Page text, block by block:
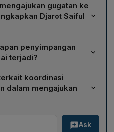
gugatan ke
Djarot Saiful
ke PTUN bukan untuk
melainkan sebagai
menunjukkan adanya
dalam proses
dapat menegakkan
demokrasi.
penyimpangan
terjadi?
penyimpangan dimulai sejak
(MK) Nomor
yang menjadi dasar
Rakabuming Raka
kemudian diikuti
pengerahan aparat untuk
koordinasi
dalam mengajukan
PDIP tidak berkoordinasi
gugatan tersebut; tiapAsk